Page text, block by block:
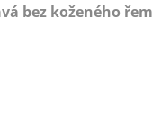
bez koženého